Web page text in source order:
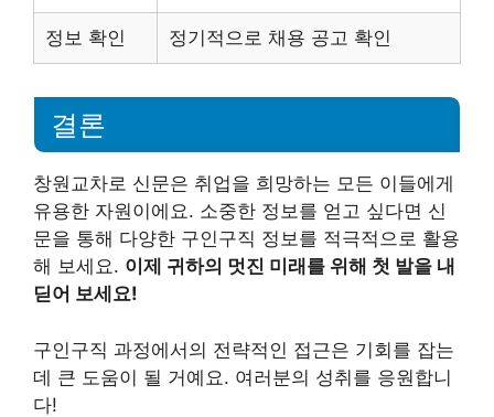
정보 확인 정기적으로 채용 공고 확인
결론
창원교차로 신문은 취업을 희망하는 모든 이들에게
유용한 자원이에요. 소중한 정보를 얻고 싶다면 신
문을 통해 다양한 구인구직 정보를 적극적으로 활용
해 보세요. 이제 귀하의 멋진 미래를 위해 첫 발을 내
딛어 보세요!
구인구직 과정에서의 전략적인 접근은 기회를 잡는
데 큰 도움이 될 거예요. 여러분의 성취를 응원합니
다!